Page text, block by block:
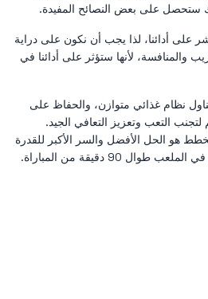
على بعض النصائح المفيدة.
على أدائنا، لذا يجب أن نكون على دراية
والمنافسة، لأنها ستؤثر على أدائنا في
نظام غذائي متوازن، والحفاظ على
التعب وتعزيز التعافي الجيد.
هو الحل الأفضل والسر الأكبر للقدرة
90 دقيقة من المباراة.